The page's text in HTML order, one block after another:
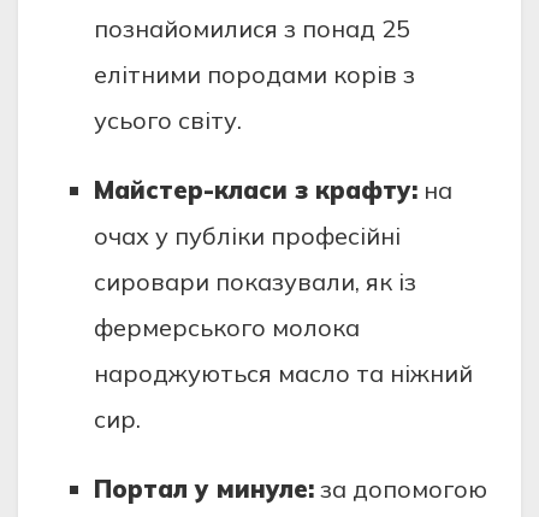
познайомилися з понад 25
елітними породами корів з
усього світу.
Майстер-класи з крафту:на
очах у публіки професійні
сировари показували, як із
фермерського молока
народжуються масло та ніжний
сир.
Портал у минуле:за допомогою